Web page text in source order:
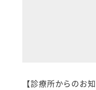
【診療所からのお